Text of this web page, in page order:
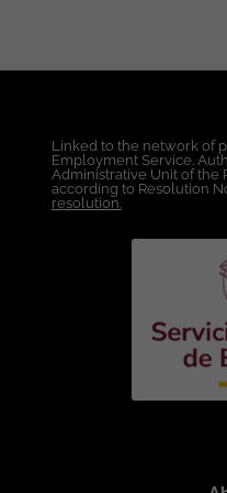
Administración de:
Jobs, alerts
para automatización.
Events, SentryOne,
redes y
administración
blandas: Capacidad de análisis y
resolución de
clara con
Manejo de
Linked to the network of
Employment Service.
Administrative Unit of the
according to Resolution
resolution.